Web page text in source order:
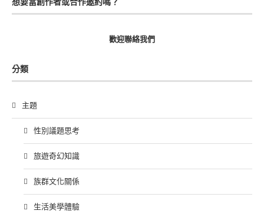
歡迎聯絡我們
分類
主題
性別議題思考
旅遊奇幻知識
族群文化關係
生活美學體驗